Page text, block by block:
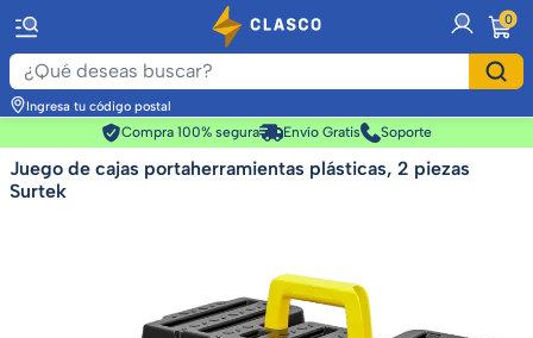
0
Ingresa tu código postal
Compra 100% segura
Envío Gratis Soporte
Juego de cajas portaherramientas plásticas, 2 piezas
Surtek